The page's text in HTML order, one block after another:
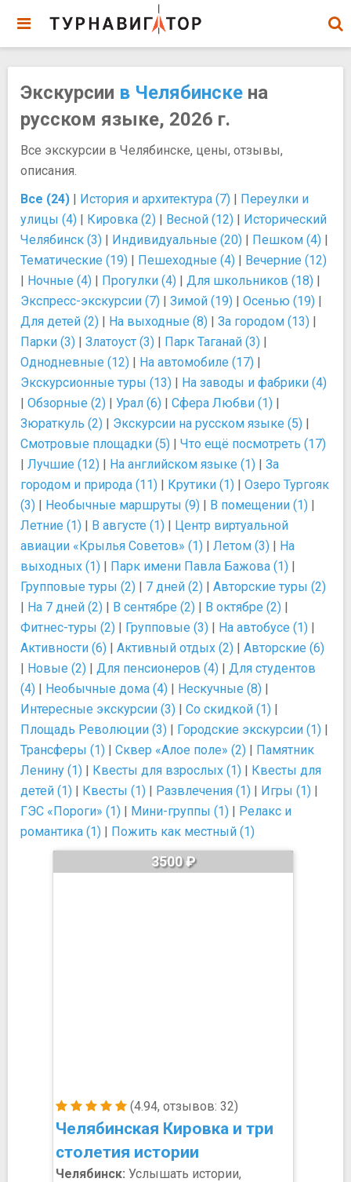
Экскурсии в Челябинске на
русском языке, 2026 г.
Все экскурсии в Челябинске, цены, отзывы,
описания.
Все (24) | История и архитектура (7) | Переулки и
улицы (4) | Кировка (2) | Весной (12) | Исторический
Челябинск (3) | Индивидуальные (20) | Пешком (4) |
Тематические (19) | Пешеходные (4) | Вечерние (12)
| Ночные (4) | Прогулки (4) | Для школьников (18) |
Экспресс-экскурсии (7) | Зимой (19) | Осенью (19) |
Для детей (2) | На выходные (8) | За городом (13) |
Парки (3) | Златоуст (3) | Парк Таганай (3) |
Однодневные (12) | На автомобиле (17) |
Экскурсионные туры (13) | На заводы и фабрики (4)
| Обзорные (2) | Урал (6) | Сфера Любви (1) |
Зюраткуль (2) | Экскурсии на русском языке (5) |
Смотровые площадки (5) | Что ещё посмотреть (17)
| Лучшие (12) | На английском языке (1) | За
городом и природа (11) | Крутики (1) | Озеро Тургояк
(3) | Необычные маршруты (9) | В помещении (1) |
Летние (1) | В августе (1) | Центр виртуальной
авиации «Крылья Советов» (1) | Летом (3) | На
выходных (1) | Парк имени Павла Бажова (1) |
Групповые туры (2) | 7 дней (2) | Авторские туры (2)
| На 7 дней (2) | В сентябре (2) | В октябре (2) |
Фитнес-туры (2) | Групповые (3) | На автобусе (1) |
Активности (6) | Активный отдых (2) | Авторские (6)
| Новые (2) | Для пенсионеров (4) | Для студентов
(4) | Необычные дома (4) | Нескучные (8) |
Интересные экскурсии (3) | Со скидкой (1) |
Площадь Революции (3) | Городские экскурсии (1) |
Трансферы (1) | Сквер «Алое поле» (2) | Памятник
Ленину (1) | Квесты для взрослых (1) | Квесты для
детей (1) | Квесты (1) | Развлечения (1) | Игры (1) |
ГЭС «Пороги» (1) | Мини-группы (1) | Релакс и
романтика (1) | Пожить как местный (1)
(4.94, отзывов: 32)
Челябинская Кировка и три
столетия истории
3500 ₽
Челябинск: Услышать истории,